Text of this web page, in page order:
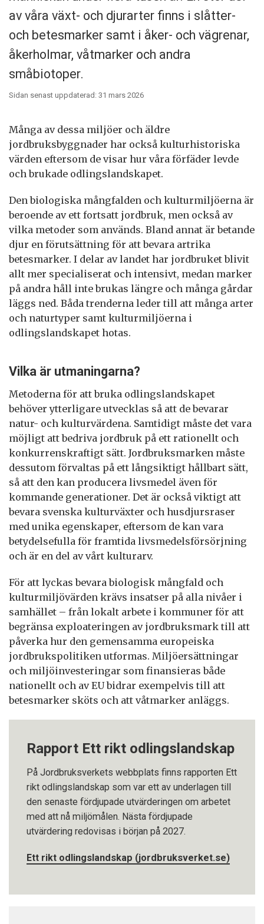
av våra växt- och djurarter finns i slåtter-
och betesmarker samt i åker- och vägrenar,
åkerholmar, våtmarker och andra
småbiotoper.
Sidan senast uppdaterad: 31 mars 2026
Många av dessa miljöer och äldre
jordbruksbyggnader har också kulturhistoriska
värden eftersom de visar hur våra förfäder levde
och brukade odlingslandskapet.
Den biologiska mångfalden och kulturmiljöerna är
beroende av ett fortsatt jordbruk, men också av
vilka metoder som används. Bland annat är betande
djur en förutsättning för att bevara artrika
betesmarker. I delar av landet har jordbruket blivit
allt mer specialiserat och intensivt, medan marker
på andra håll inte brukas längre och många gårdar
läggs ned. Båda trenderna leder till att många arter
och naturtyper samt kulturmiljöerna i
odlingslandskapet hotas.
Vilka är utmaningarna?
Metoderna för att bruka odlingslandskapet
behöver ytterligare utvecklas så att de bevarar
natur- och kulturvärdena. Samtidigt måste det vara
möjligt att bedriva jordbruk på ett rationellt och
konkurrenskraftigt sätt. Jordbruksmarken måste
dessutom förvaltas på ett långsiktigt hållbart sätt,
så att den kan producera livsmedel även för
kommande generationer. Det är också viktigt att
bevara svenska kulturväxter och husdjursraser
med unika egenskaper, eftersom de kan vara
betydelsefulla för framtida livsmedelsförsörjning
och är en del av vårt kulturarv.
För att lyckas bevara biologisk mångfald och
kulturmiljövärden krävs insatser på alla nivåer i
samhället – från lokalt arbete i kommuner för att
begränsa exploateringen av jordbruksmark till att
påverka hur den gemensamma europeiska
jordbrukspolitiken utformas. Miljöersättningar
och miljöinvesteringar som finansieras både
nationellt och av EU bidrar exempelvis till att
betesmarker sköts och att våtmarker anläggs.
Rapport Ett rikt odlingslandskap
På Jordbruksverkets webbplats finns rapporten Ett
rikt odlingslandskap som var ett av underlagen till
den senaste fördjupade utvärderingen om arbetet
med att nå miljömålen. Nästa fördjupade
utvärdering redovisas i början på 2027.
Ett rikt odlingslandskap (jordbruksverket.se)